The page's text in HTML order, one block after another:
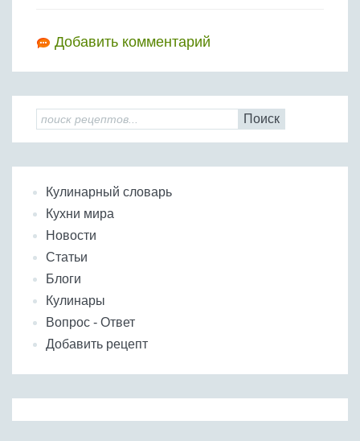
Добавить комментарий
Поиск
Кулинарный словарь
Кухни мира
Новости
Статьи
Блоги
Кулинары
Вопрос - Ответ
Добавить рецепт